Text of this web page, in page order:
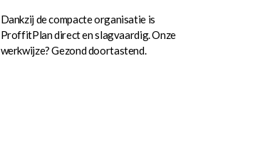
Dankzij de compacte organisatie is
ProffitPlan direct en slagvaardig. Onze
werkwijze? Gezond doortastend.